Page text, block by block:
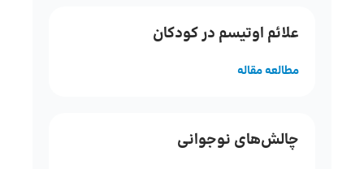
علائم اوتیسم در کودکان
مطالعه مقاله
چالش‌های نوجوانی